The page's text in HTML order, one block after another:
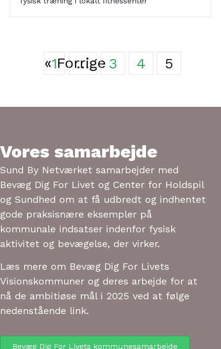
« Forrige
1 … 3 4 5
Vores samarbejde
Sund By Netværket samarbejder med
Bevæg Dig For Livet og Center for Holdspil
og Sundhed om at få udbredt og indhentet
gode praksisnære eksempler på
kommunale indsatser indenfor fysisk
aktivitet og bevægelse, der virker.
Læs mere om Bevæg Dig For Livets
Visionskommuner og deres arbejde for at
nå de ambitiøse mål i 2025 ved at følge
nedenstående link.
Bevæg Dig For Livets kommunesamarbejde